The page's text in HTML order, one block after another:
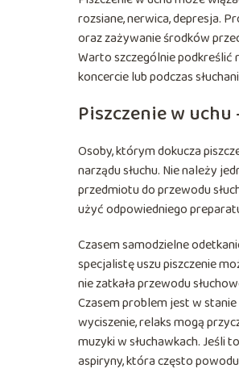
rozsiane, nerwica, depresja.
oraz zażywanie środków
Warto szczególnie podkreślić
koncercie lub podczas
Piszczenie w
Osoby, którym dokucza
narządu słuchu. Nie należy
przedmiotu do przewodu
użyć odpowiedniego
Czasem samodzielne
specjalistę uszu piszczenie
nie zatkała przewodu
Czasem problem jest w
wyciszenie, relaks mogą
muzyki w słuchawkach. Jeśli
aspiryny, która często